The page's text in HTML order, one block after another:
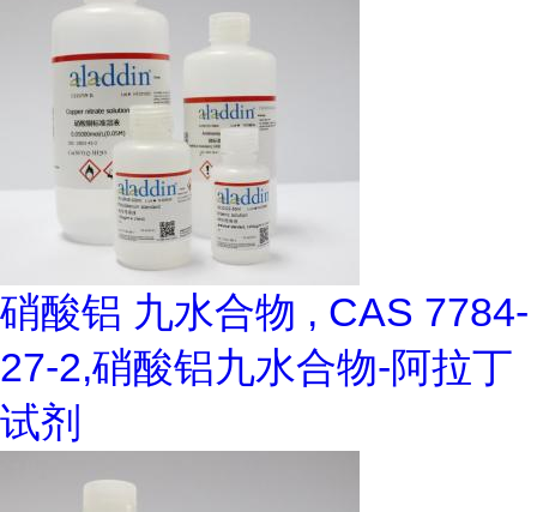
硝酸铝 九水合物 , CAS 7784-
27-2,硝酸铝九水合物-阿拉丁
试剂